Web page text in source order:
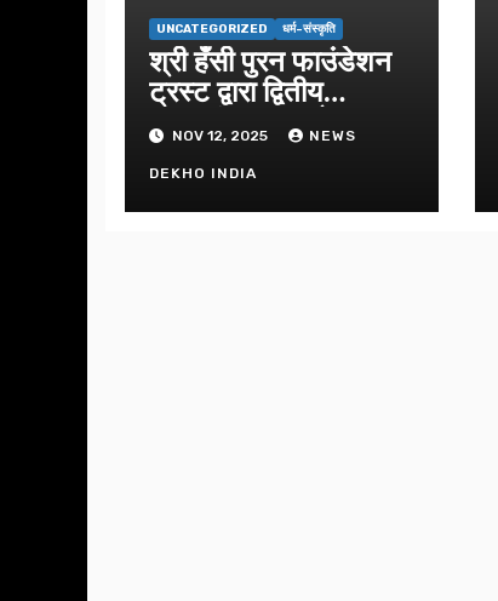
UNCATEGORIZED धर्म-संस्कृति
श्री हँसी पुरन फाउंडेशन
ट्रस्ट द्वारा द्वितीय
सुंदरकांड का आयोजन
NOV 12, 2025 NEWS
DEKHO INDIA